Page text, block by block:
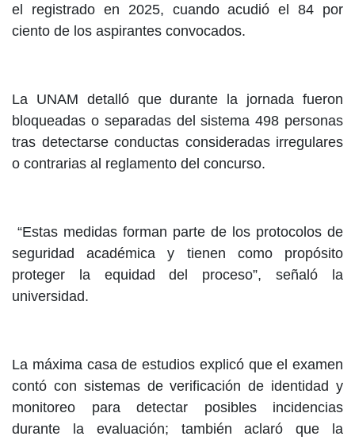
el registrado en 2025, cuando acudió el 84 por
ciento de los aspirantes convocados.
La UNAM detalló que durante la jornada fueron
bloqueadas o separadas del sistema 498 personas
tras detectarse conductas consideradas irregulares
o contrarias al reglamento del concurso.
“Estas medidas forman parte de los protocolos de
seguridad académica y tienen como propósito
proteger la equidad del proceso”, señaló la
universidad.
La máxima casa de estudios explicó que el examen
contó con sistemas de verificación de identidad y
monitoreo para detectar posibles incidencias
durante la evaluación; también aclaró que la